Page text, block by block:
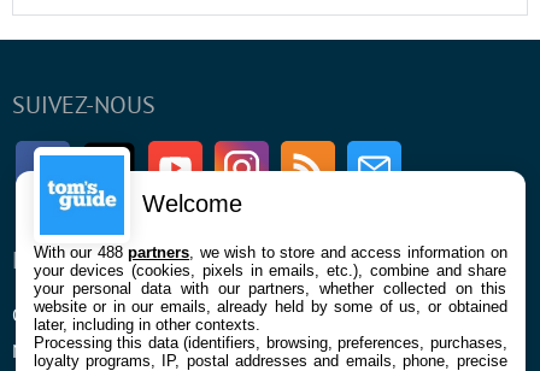
SUIVEZ-NOUS
FacebookTwitter Youtube InstagramRSS Newsletter
ENTREPRISE
Qui sommes nous
Mentions légales et CGU
À PROPOS
La rédaction
Contact
Welcome
With our 488partners , we wish to store and access information on
your devices (cookies, pixels in emails, etc.), combine and share
your personal data with our partners, whether collected on this
website or in our emails, already held by some of us, or obtained
later, including in other contexts.
Processing this data (identifiers, browsing, preferences, purchases,
loyalty programs, IP, postal addresses and emails, phone, precise